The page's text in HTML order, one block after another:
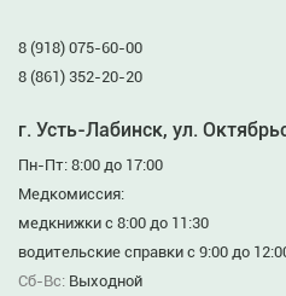
8 (918) 075-60-00
8 (861) 352-20-20
г. Усть-Лабинск, ул.
Пн-Пт: 8:00 до 17:00
Медкомиссия:
медкнижки с 8:00 до 11:30
водительские справки с 9:00 до
Сб-Вс: Выходной